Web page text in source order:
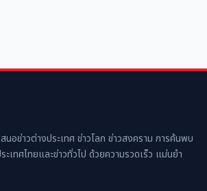
อข่าวต่างประเทศ ข่าวโลก ข่าวสงคราม การค้นพบ
เทศไทยและข่าวทั่วไป ด้วยความรวดเร็ว แม่นยำ